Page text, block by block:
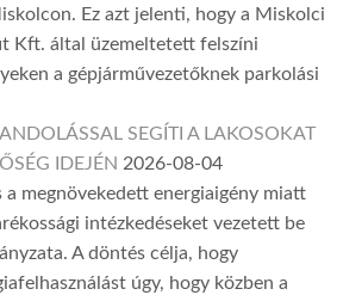
Ez azt jelenti, hogy a Miskolci
Kft. által üzemeltetett felszíni
a gépjárművezetőknek parkolási
SEGÍTI A LAKOSOKAT
IDEJÉN 2026-08-04
a megnövekedett energiaigény miatt
intézkedéseket vezetett be
A döntés célja, hogy
úgy, hogy közben a